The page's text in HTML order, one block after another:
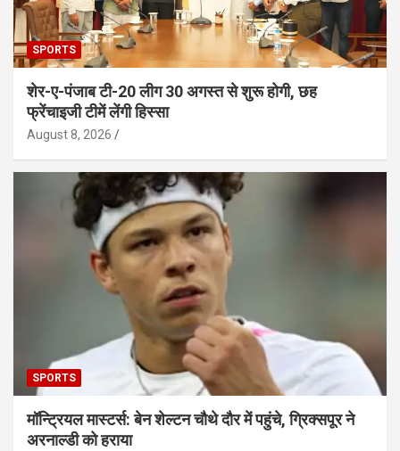
SPORTS
शेर-ए-पंजाब टी-20 लीग 30 अगस्त से शुरू होगी, छह
फ्रेंचाइजी टीमें लेंगी हिस्सा
August 8, 2026
SPORTS
मॉन्ट्रियल मास्टर्स: बेन शेल्टन चौथे दौर में पहुंचे, ग्रिक्सपूर ने
अरनाल्डी को हराया